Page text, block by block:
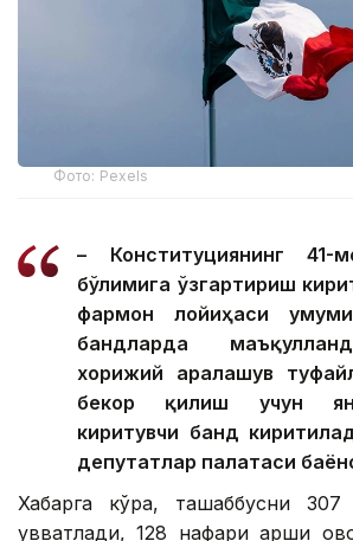
Фото: Pexels
– Конституциянинг 41-
бўлимига ўзгартириш
фармон лойиҳаси
бандларда
хорижий аралашув
бекор қилиш учун
киритувчи банд
депутатлар палатаси
Хабарга кўра, ташаббусни 307
қувватлади, 128 нафари қарши